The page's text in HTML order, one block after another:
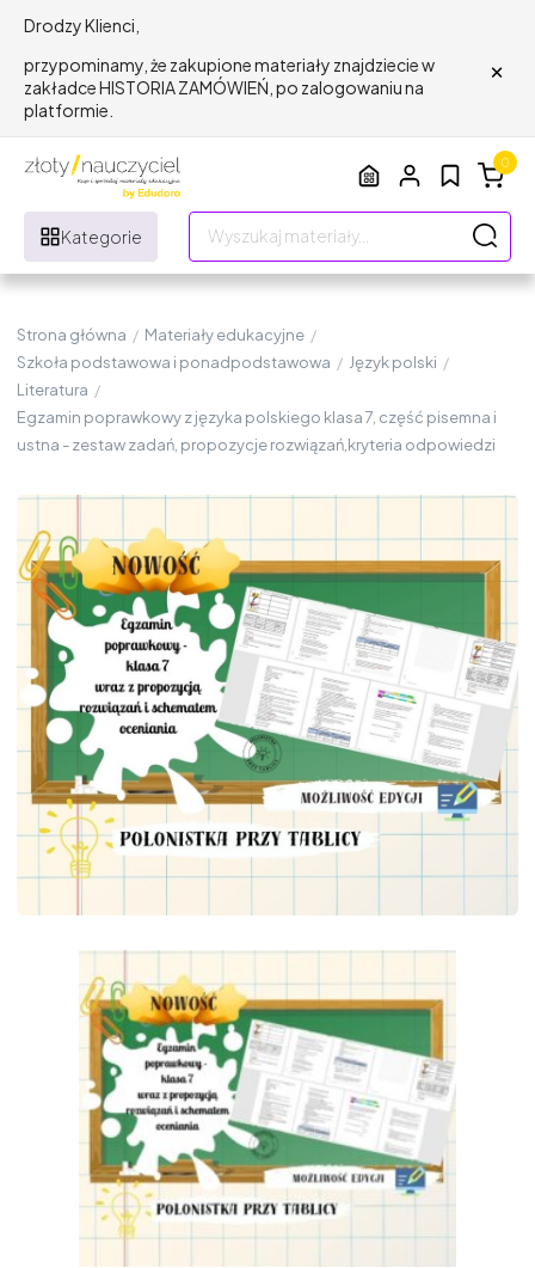
Drodzy Klienci,
przypominamy, że zakupione materiały znajdziecie w
zakładce HISTORIA ZAMÓWIEŃ, po zalogowaniu na
platformie.
×
Kategorie
0
Strona główna / Materiały edukacyjne /
Szkoła podstawowa i ponadpodstawowa / Język polski /
Literatura /
Egzamin poprawkowy z języka polskiego klasa 7, część pisemna i
ustna - zestaw zadań, propozycje rozwiązań,kryteria odpowiedzi